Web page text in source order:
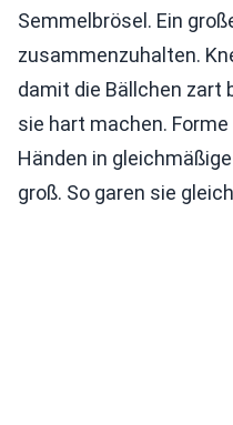
Semmelbrösel. Ein
zusammenzuhalten.
damit die Bällchen zart
sie hart machen.
Händen in
groß. So garen sie